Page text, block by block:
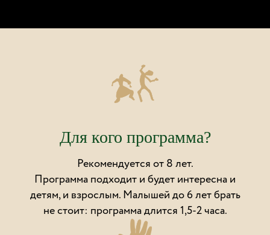
Для кого программа?
Рекомендуется от 8 лет.
Программа подходит и будет интересна и
детям, и взрослым. Малышей до 6 лет брать
не стоит: программа длится 1,5-2 часа.